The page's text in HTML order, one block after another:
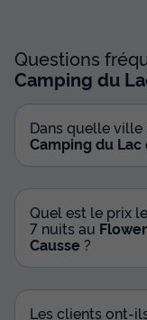
Questions
Camping du
Dans quelle
Camping du Lac
Quel est le prix
7 nuits au
Causse ?
Les clients ont-